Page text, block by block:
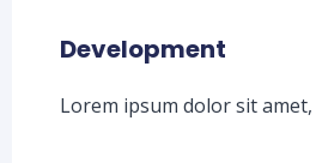
Development
Lorem ipsum dolor sit